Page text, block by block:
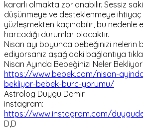
kararlı olmakta zorlanabilir. Sessiz
düşünmeye ve desteklenmeye
yüzleşmekten kaçınabilir, bu nedenle
harcadığı durumlar olacaktır.
Nisan ayı boyunca bebeğinizi nelerin
ediyorsanız aşağıdaki bağlantıya
Nisan Ayında Bebeğinizi Neler
https://www.bebek.com/nisan-
bekliyor-bebek-burc-yorumu/
Astrolog Duygu Demir
instagram:
https://www.instagram.com/
D,D